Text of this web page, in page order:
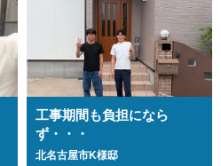
工事期間も負担になら
ず・・・
北名古屋市K様邸